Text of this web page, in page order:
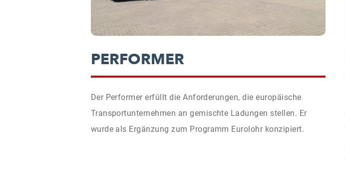
PERFORMER
Der Performer erfüllt die Anforderungen, die europäische
Transportunternehmen an gemischte Ladungen stellen. Er
wurde als Ergänzung zum Programm Eurolohr konzipiert.